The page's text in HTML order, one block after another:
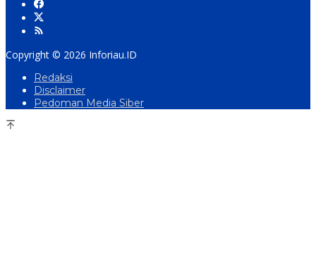
Copyright © 2026 Inforiau.ID
Redaksi
Disclaimer
Pedoman Media Siber